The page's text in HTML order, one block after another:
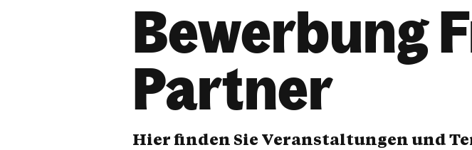
Bewerbung
Partner
Hier finden Sie Veranstaltungen und